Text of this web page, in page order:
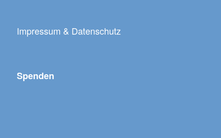
Impressum & Datenschutz
Spenden